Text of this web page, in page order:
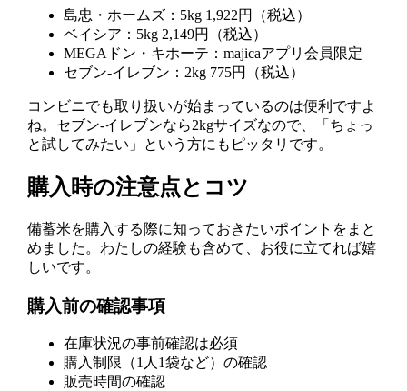
島忠・ホームズ：5kg 1,922円（税込）
ベイシア：5kg 2,149円（税込）
MEGAドン・キホーテ：majicaアプリ会員限定
セブン-イレブン：2kg 775円（税込）
コンビニでも取り扱いが始まっているのは便利ですよ
ね。セブン-イレブンなら2kgサイズなので、「ちょっ
と試してみたい」という方にもピッタリです。
購入時の注意点とコツ
備蓄米を購入する際に知っておきたいポイントをまと
めました。わたしの経験も含めて、お役に立てれば嬉
しいです。
購入前の確認事項
在庫状況の事前確認は必須
購入制限（1人1袋など）の確認
販売時間の確認